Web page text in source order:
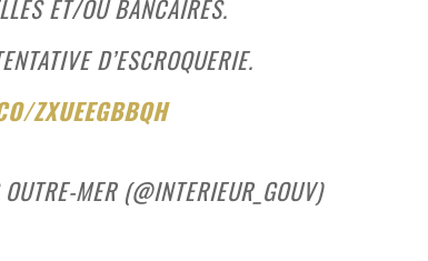
ET/OU BANCAIRES.
D’ESCROQUERIE.
ZXUEEGBBQH
MER (@INTERIEUR_GOUV)